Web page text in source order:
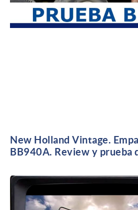
New Holland Vintage.
BB940A. Review y prueba